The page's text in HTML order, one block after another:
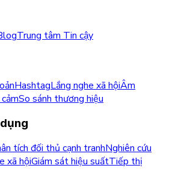
Trung tâm Tin cậy
HashtagLắng nghe xã hộiÂm
So sánh thương hiệu
tích đối thủ cạnh tranhNghiên cứu
xã hộiGiám sát hiệu suấtTiếp thị